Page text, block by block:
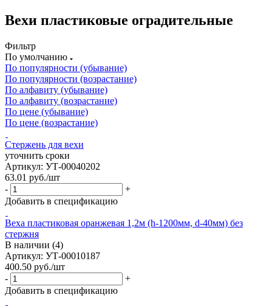
Вехи пластиковые оградительные
Фильтр
По умолчанию
По популярности (убывание)
По популярности (возрастание)
По алфавиту (убывание)
По алфавиту (возрастание)
По цене (убывание)
По цене (возрастание)
Стержень для вехи
уточнить сроки
Артикул: УТ-00040202
63.01 руб./шт
-
+
Добавить в спецификацию
Веха пластиковая оранжевая 1,2м (h-1200мм, d-40мм) без
стержня
В наличии (4)
Артикул: УТ-00010187
400.50 руб./шт
-
+
Добавить в спецификацию